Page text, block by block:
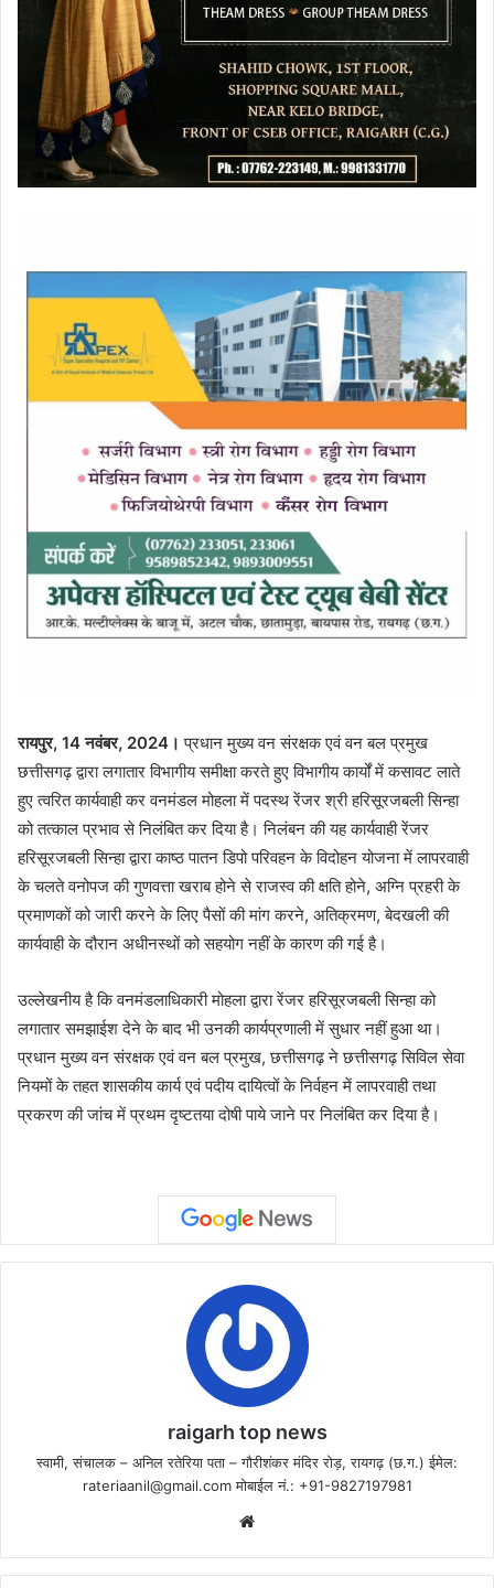
रायपुर, 14 नवंबर, 2024। प्रधान मुख्य वन संरक्षक एवं वन बल प्रमुख
छत्तीसगढ़ द्वारा लगातार विभागीय समीक्षा करते हुए विभागीय कार्यों में कसावट लाते
हुए त्वरित कार्यवाही कर वनमंडल मोहला में पदस्थ रेंजर श्री हरिसूरजबली सिन्हा
को तत्काल प्रभाव से निलंबित कर दिया है। निलंबन की यह कार्यवाही रेंजर
हरिसूरजबली सिन्हा द्वारा काष्ठ पातन डिपो परिवहन के विदोहन योजना में लापरवाही
के चलते वनोपज की गुणवत्ता खराब होने से राजस्व की क्षति होने, अग्नि प्रहरी के
प्रमाणकों को जारी करने के लिए पैसों की मांग करने, अतिक्रमण, बेदखली की
कार्यवाही के दौरान अधीनस्थों को सहयोग नहीं के कारण की गई है।
उल्लेखनीय है कि वनमंडलाधिकारी मोहला द्वारा रेंजर हरिसूरजबली सिन्हा को
लगातार समझाईश देने के बाद भी उनकी कार्यप्रणाली में सुधार नहीं हुआ था।
प्रधान मुख्य वन संरक्षक एवं वन बल प्रमुख, छत्तीसगढ़ ने छत्तीसगढ़ सिविल सेवा
नियमों के तहत शासकीय कार्य एवं पदीय दायित्वों के निर्वहन में लापरवाही तथा
प्रकरण की जांच में प्रथम दृष्टतया दोषी पाये जाने पर निलंबित कर दिया है।
raigarh top news
स्वामी, संचालक – अनिल रतेरिया पता – गौरीशंकर मंदिर रोड़, रायगढ़ (छ.ग.) ईमेल:
rateriaanil@gmail.comमोबाईल नं.: +91-9827197981